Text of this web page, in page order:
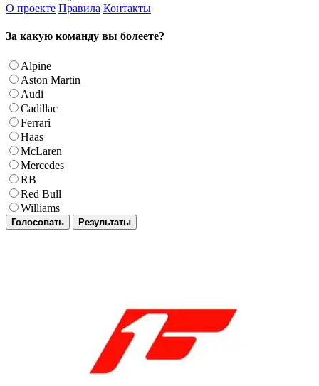
О проекте Правила Контакты
За какую команду вы болеете?
Alpine
Aston Martin
Audi
Cadillac
Ferrari
Haas
McLaren
Mercedes
RB
Red Bull
Williams
Голосовать Результаты